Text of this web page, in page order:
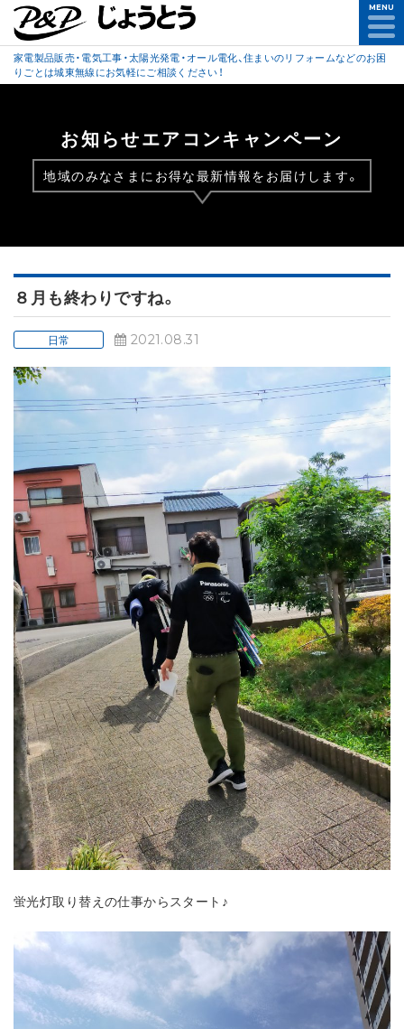
MENU
家電製品販売・電気工事・太陽光発電・オール電化、住まいのリフォームなどのお困
りごとは城東無線にお気軽にご相談ください！
お知らせエアコンキャンペーン
地域のみなさまにお得な最新情報をお届けします。
８月も終わりですね。
日常 2021.08.31
蛍光灯取り替えの仕事からスタート♪